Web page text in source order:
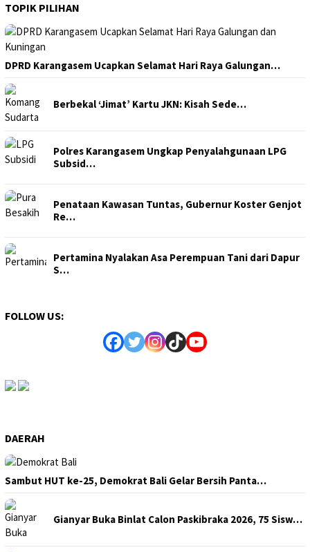
TOPIK PILIHAN
DPRD Karangasem Ucapkan Selamat Hari Raya Galungan…
Berbekal ‘Jimat’ Kartu JKN: Kisah Sede…
Polres Karangasem Ungkap Penyalahgunaan LPG
Subsid…
Penataan Kawasan Tuntas, Gubernur Koster Genjot
Re…
Pertamina Nyalakan Asa Perempuan Tani dari Dapur
S…
FOLLOW US:
DAERAH
Sambut HUT ke-25, Demokrat Bali Gelar Bersih Panta…
Gianyar Buka Binlat Calon Paskibraka 2026, 75 Sisw…